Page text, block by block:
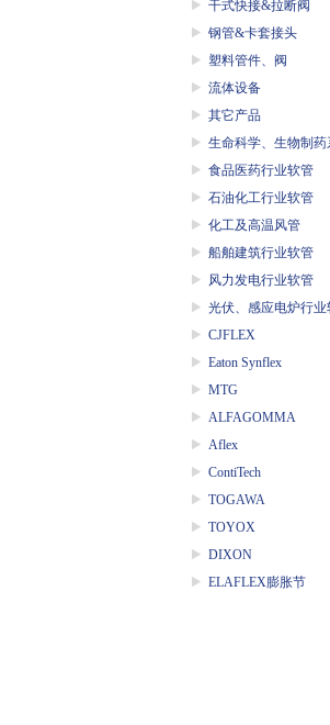
干式快接&拉断阀
钢管&卡套接头
塑料管件、阀
流体设备
其它产品
生命科学、生物制药
食品医药行业软管
石油化工行业软管
化工及高温风管
船舶建筑行业软管
风力发电行业软管
光伏、感应电炉行业
CJFLEX
Eaton Synflex
MTG
ALFAGOMMA
Aflex
ContiTech
TOGAWA
TOYOX
DIXON
ELAFLEX膨胀节